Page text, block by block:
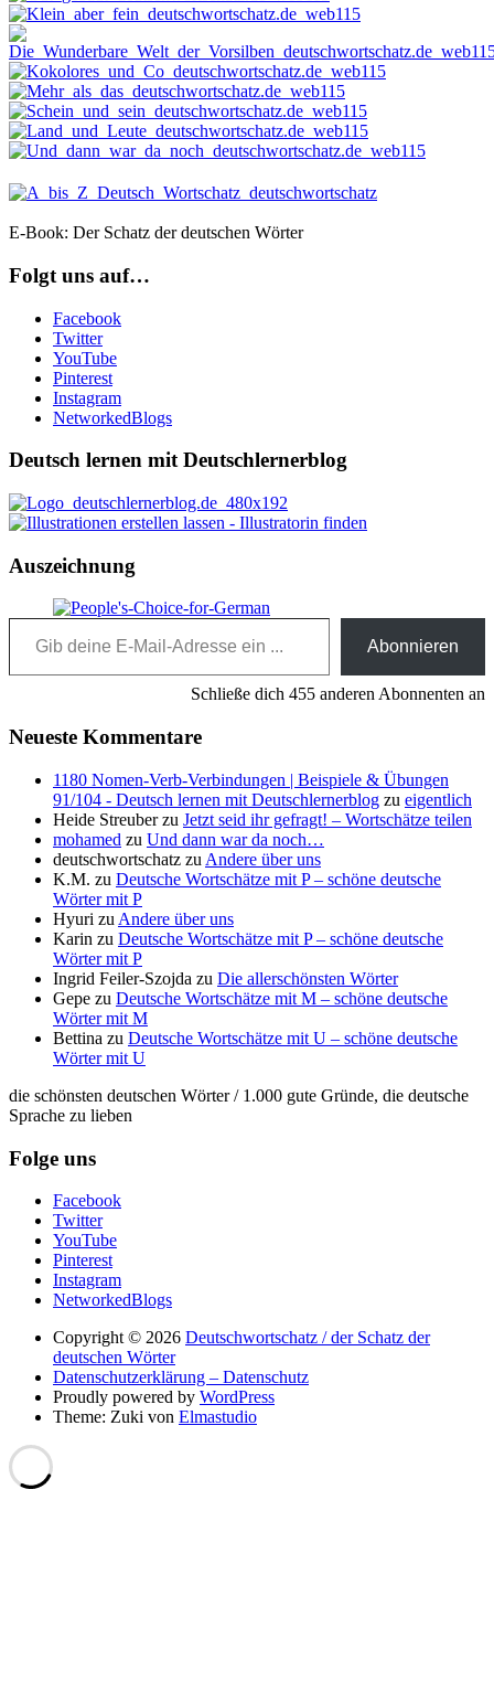
E-Book: Der Schatz der deutschen Wörter
Folgt uns auf…
Facebook
Twitter
YouTube
Pinterest
Instagram
NetworkedBlogs
Deutsch lernen mit Deutschlernerblog
Auszeichnung
Gib deine E-Mail-Adresse ein ...
Abonnieren
Schließe dich 455 anderen Abonnenten an
Neueste Kommentare
1180 Nomen-Verb-Verbindungen | Beispiele & Übungen
91/104 - Deutsch lernen mit Deutschlernerblog zu eigentlich
Heide Streuberzu Jetzt seid ihr gefragt! – Wortschätze teilen
mohamed zu Und dann war da noch…
deutschwortschatz zu Andere über uns
K.M. zu Deutsche Wortschätze mit P – schöne deutsche
Wörter mit P
Hyuri zu Andere über uns
Karin zu Deutsche Wortschätze mit P – schöne deutsche
Wörter mit P
Ingrid Feiler-Szojda zu Die allerschönsten Wörter
Gepe zu Deutsche Wortschätze mit M – schöne deutsche
Wörter mit M
Bettina zu Deutsche Wortschätze mit U – schöne deutsche
Wörter mit U
die schönsten deutschen Wörter / 1.000 gute Gründe, die deutsche
Sprache zu lieben
Folge uns
Facebook
Twitter
YouTube
Pinterest
Instagram
NetworkedBlogs
Copyright © 2026 Deutschwortschatz / der Schatz der
deutschen Wörter
Datenschutzerklärung – Datenschutz
Proudly powered by WordPress
Theme: Zuki von Elmastudio